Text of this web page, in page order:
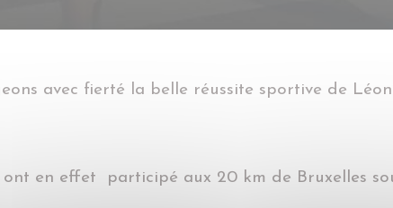
avec fierté la belle réussite sportive de
ont en effet participé aux 20 km de Bruxelles